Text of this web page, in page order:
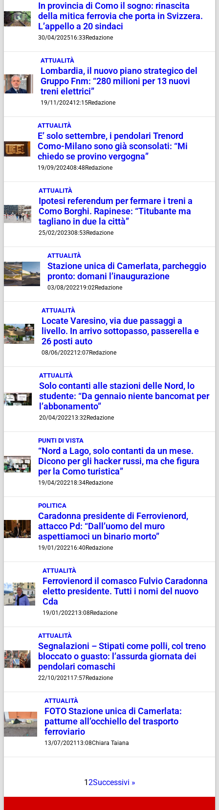
In provincia di Como il sogno: rinascita
della mitica ferrovia che porta in Svizzera.
L’appello a 20 sindaci
30/04/202516:33Redazione
ATTUALITÀ
Lombardia, il nuovo piano strategico del
Gruppo Fnm: “280 milioni per 13 nuovi
treni elettrici”
19/11/202412:15Redazione
ATTUALITÀ
E’ solo settembre, i pendolari Trenord
Como-Milano sono già sconsolati: “Mi
chiedo se provino vergogna”
19/09/202408:48Redazione
ATTUALITÀ
Ipotesi referendum per fermare i treni a
Como Borghi. Rapinese: “Titubante ma
tagliano in due la città”
25/02/202308:53Redazione
ATTUALITÀ
Stazione unica di Camerlata, parcheggio
pronto: domani l’inaugurazione
03/08/202219:02Redazione
ATTUALITÀ
Locate Varesino, via due passaggi a
livello. In arrivo sottopasso, passerella e
26 posti auto
08/06/202212:07Redazione
ATTUALITÀ
Solo contanti alle stazioni delle Nord, lo
studente: “Da gennaio niente bancomat per
l’abbonamento”
20/04/202213:32Redazione
PUNTI DI VISTA
“Nord a Lago, solo contanti da un mese.
Dicono per gli hacker russi, ma che figura
per la Como turistica”
19/04/202218:34Redazione
POLITICA
Caradonna presidente di Ferrovienord,
attacco Pd: “Dall’uomo del muro
aspettiamoci un binario morto”
19/01/202216:40Redazione
ATTUALITÀ
Ferrovienord il comasco Fulvio Caradonna
eletto presidente. Tutti i nomi del nuovo
Cda
19/01/202213:08Redazione
ATTUALITÀ
Segnalazioni – Stipati come polli, col treno
bloccato o guasto: l’assurda giornata dei
pendolari comaschi
22/10/2021 17:57Redazione
ATTUALITÀ
FOTO Stazione unica di Camerlata:
pattume all’occhiello del trasporto
ferroviario
13/07/2021 13:08Chiara Taiana
12Successivi »